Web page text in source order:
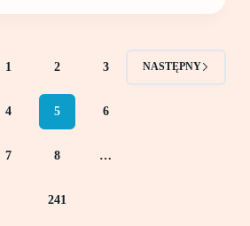
1 2 3
4 5 6
7 8 …
241
NASTĘPNY